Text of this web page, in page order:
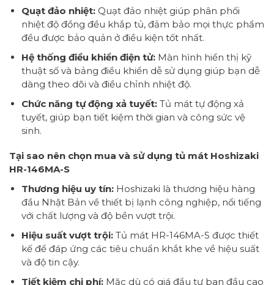
Quạt đảo nhiệt:Quạt đảo nhiệt giúp phân phối
nhiệt độ đồng đều khắp tủ, đảm bảo mọi thực phẩm
đều được bảo quản ở điều kiện tốt nhất.
Hệ thống điều khiển điện tử:Màn hình hiển thị kỹ
thuật số và bảng điều khiển dễ sử dụng giúp bạn dễ
dàng theo dõi và điều chỉnh nhiệt độ.
Chức năng tự động xả tuyết:Tủ mát tự động xả
tuyết, giúp bạn tiết kiệm thời gian và công sức vệ
sinh.
Tại sao nên chọn mua và sử dụng tủ mát Hoshizaki
HR-146MA-S
Thương hiệu uy tín:Hoshizaki là thương hiệu hàng
đầu Nhật Bản về thiết bị lạnh công nghiệp, nổi tiếng
với chất lượng và độ bền vượt trội.
Hiệu suất vượt trội:Tủ mát HR-146MA-S được thiết
kế để đáp ứng các tiêu chuẩn khắt khe về hiệu suất
và độ tin cậy.
Tiết kiệm chi phí:Mặc dù có giá đầu tư ban đầu cao